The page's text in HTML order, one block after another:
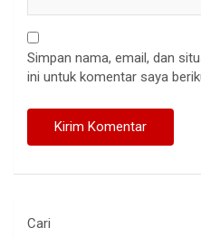
Simpan nama, email, dan
ini untuk komentar saya
Cari